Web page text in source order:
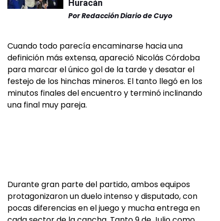
Huracán
PorRedacción Diario de Cuyo
Cuando todo parecía encaminarse hacia una
definición más extensa, apareció Nicolás Córdoba
para marcar el único gol de la tarde y desatar el
festejo de los hinchas mineros. El tanto llegó en los
minutos finales del encuentro y terminó inclinando
una final muy pareja.
Durante gran parte del partido, ambos equipos
protagonizaron un duelo intenso y disputado, con
pocas diferencias en el juego y mucha entrega en